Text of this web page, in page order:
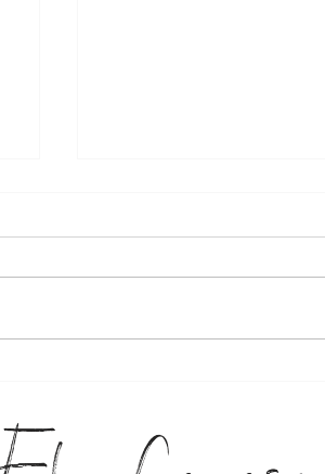
saber para
organizar um